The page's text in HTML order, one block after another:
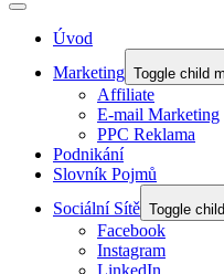
Úvod
Marketing Toggle child
Affiliate
E-mail Marketing
PPC Reklama
Podnikání
Slovník Pojmů
Sociální Sítě Toggle
Facebook
Instagram
LinkedIn